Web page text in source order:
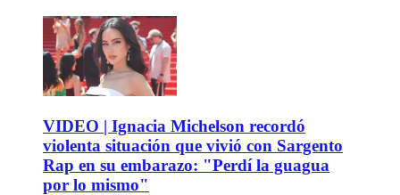
VIDEO | Ignacia Michelson recordó
violenta situación que vivió con Sargento
Rap en su embarazo: "Perdí la guagua
por lo mismo"